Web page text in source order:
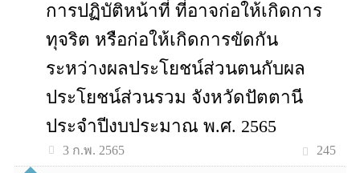
การปฏิบัติหน้าที่ ที่อาจก่อให้เกิดการ
ทุจริต หรือก่อให้เกิดการขัดกัน
ระหว่างผลประโยชน์ส่วนตนกับผล
ประโยชน์ส่วนรวม จังหวัดปัตตานี
ประจำปีงบประมาณ พ.ศ. 2565
3 ก.พ. 2565 245